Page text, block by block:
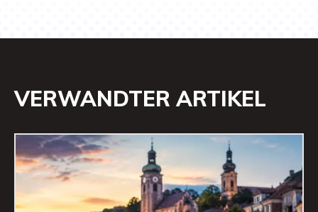
VERWANDTER ARTIKEL